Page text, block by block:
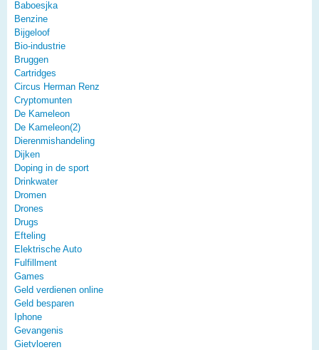
Baboesjka
Benzine
Bijgeloof
Bio-industrie
Bruggen
Cartridges
Circus Herman Renz
Cryptomunten
De Kameleon
De Kameleon(2)
Dierenmishandeling
Dijken
Doping in de sport
Drinkwater
Dromen
Drones
Drugs
Efteling
Elektrische Auto
Fulfillment
Games
Geld verdienen online
Geld besparen
Iphone
Gevangenis
Gietvloeren